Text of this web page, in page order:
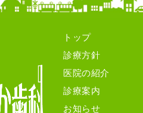
トップ
診療方針
医院の紹介
診療案内
お知らせ